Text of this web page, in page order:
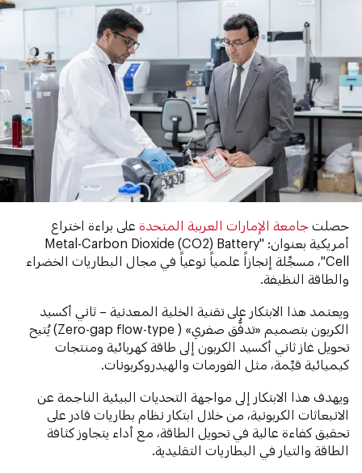
حصلتجامعة الإمارات العربية المتحدةعلى براءة اختراع
أمريكية بعنوان: "Metal-Carbon Dioxide (CO2) Battery
Cell"، مسجِّلة إنجازاً علمياً نوعياً في مجال البطاريات الخضراء
والطاقة النظيفة.
ويعتمد هذا الابتكار على تقنية الخلية المعدنية – ثاني أكسيد
الكربون بتصميم «تدفُّق صفري» ( Zero-gap flow-type) يُتيح
تحويل غاز ثاني أكسيد الكربون إلى طاقة كهربائية ومنتجات
كيميائية قيِّمة، مثل الفورمات والهيدروكربونات.
ويهدف هذا الابتكار إلى مواجهة التحديات البيئية الناجمة عن
الانبعاثات الكربونية، من خلال ابتكار نظام بطاريات قادر على
تحقيق كفاءة عالية في تحويل الطاقة، مع أداء يتجاوز كثافة
الطاقة والتيار في البطاريات التقليدية.